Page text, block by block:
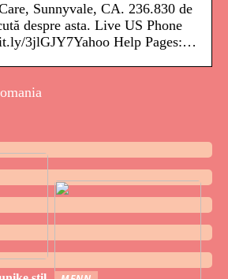
Sunnyvale, CA. 236.830 de
despre asta. Live US Phone
3jlGJY7Yahoo Help Pages:…